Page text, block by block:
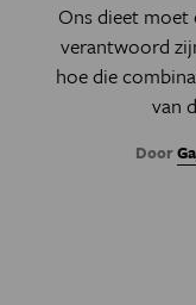
Ons dieet moet
verantwoord
hoe die
van
Door